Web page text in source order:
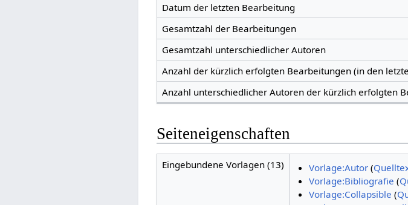
Datum der letzten Bearbeitung
Gesamtzahl der Bearbeitungen
Gesamtzahl unterschiedlicher Autoren
Anzahl der kürzlich erfolgten Bearbeitungen (in den
Anzahl unterschiedlicher Autoren der kürzlich erfolgten
Seiteneigenschaften
Eingebundene Vorlagen (13) Vorlage:Autor (
Vorlage:Bibliografie (
Vorlage:Collapsible (